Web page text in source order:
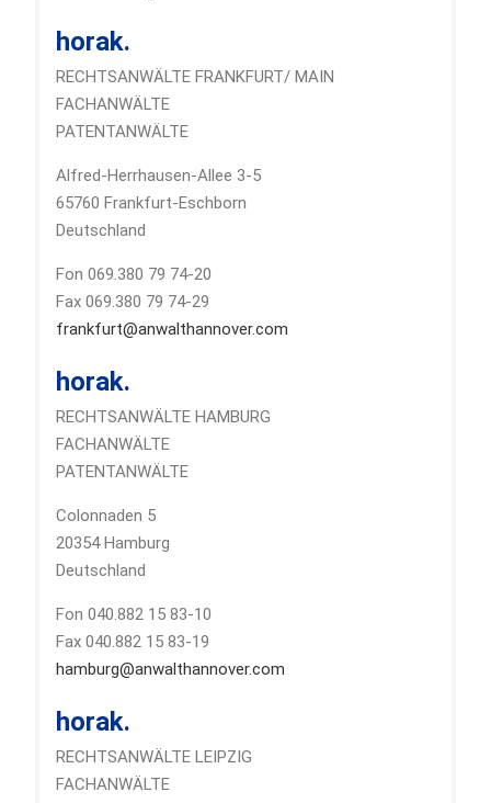
horak.
RECHTSANWÄLTE FRANKFURT/ MAIN
FACHANWÄLTE
PATENTANWÄLTE
Alfred-Herrhausen-Allee 3-5
65760 Frankfurt-Eschborn
Deutschland
Fon 069.380 79 74-20
Fax 069.380 79 74-29
frankfurt@anwalthannover.com
horak.
RECHTSANWÄLTE HAMBURG
FACHANWÄLTE
PATENTANWÄLTE
Colonnaden 5
20354 Hamburg
Deutschland
Fon 040.882 15 83-10
Fax 040.882 15 83-19
hamburg@anwalthannover.com
horak.
RECHTSANWÄLTE LEIPZIG
FACHANWÄLTE